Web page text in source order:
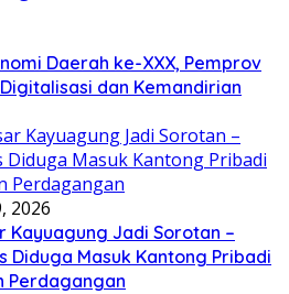
Daerah ke-XXX, Pemprov
dan Kemandirian
2026
Kayuagung Jadi Sorotan –
Diduga Masuk Kantong Pribadi
Perdagangan